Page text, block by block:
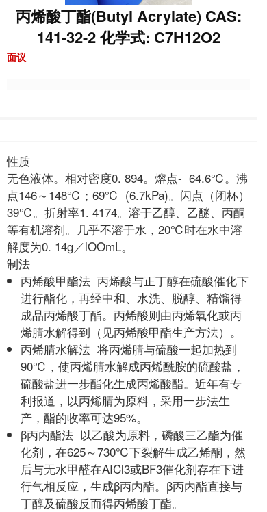
丙烯酸丁酯(Butyl Acrylate) CAS:
141-32-2 化学式: C7H12O2
面议
性质
无色液体。相对密度0. 894。熔点- 64.6℃。沸
点146～148℃；69℃ (6.7kPa)。闪点（闭杯）
39℃。折射率1. 4174。溶于乙醇、乙醚、丙酮
等有机溶剂。几乎不溶于水，20℃时在水中溶
解度为0. 14g／lOOmL。
制法
丙烯酸甲酯法 丙烯酸与正丁醇在硫酸催化下
进行酯化，再经中和、水洗、脱醇、精馏得
成品丙烯酸丁酯。丙烯酸则由丙烯氧化或丙
烯腈水解得到（见丙烯酸甲酯生产方法）。
丙烯腈水解法 将丙烯腈与硫酸一起加热到
90℃，使丙烯腈水解成丙烯酰胺的硫酸盐，
硫酸盐进一步酯化生成丙烯酸酯。近年有专
利报道，以丙烯腈为原料，采用一步法生
产，酯的收率可达95%。
β丙内酯法 以乙酸为原料，磷酸三乙酯为催
化剂，在625～730℃下裂解生成乙烯酮，然
后与无水甲醛在AICl3或BF3催化剂存在下进
行气相反应，生成β丙内酯。β丙内酯直接与
丁醇及硫酸反而得丙烯酸丁酯。